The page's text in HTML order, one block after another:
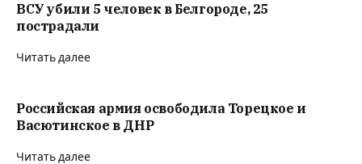
ВСУ убили 5 человек в Белгороде, 25
пострадали
Читать далее
Российская армия освободила Торецкое и
Васютинское в ДНР
Читать далее